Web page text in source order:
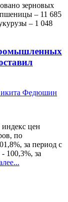
зерновых
пшеницы – 11 685
– 1 048
Федюшин
цен
по
за период с
100,3%, за